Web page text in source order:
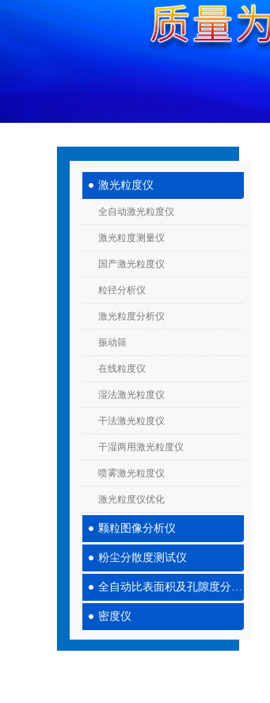
激光粒度仪
全自动激光粒度仪
激光粒度测量仪
国产激光粒度仪
粒径分析仪
激光粒度分析仪
振动筛
在线粒度仪
湿法激光粒度仪
干法激光粒度仪
干湿两用激光粒度仪
喷雾激光粒度仪
激光粒度仪优化
颗粒图像分析仪
粉尘分散度测试仪
全自动比表面积及孔隙度分析仪
密度仪